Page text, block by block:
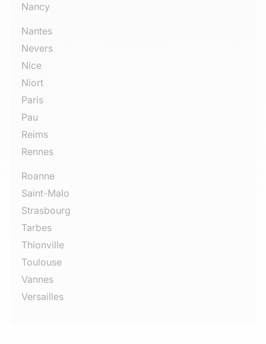
Nancy
Nantes
Nevers
Nice
Niort
Paris
Pau
Reims
Rennes
Roanne
Saint-Malo
Strasbourg
Tarbes
Thionville
Toulouse
Vannes
Versailles